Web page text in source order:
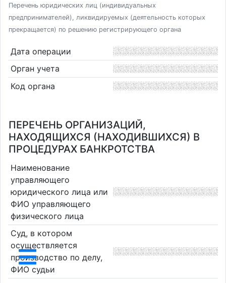
Перечень юридических лиц (индивидуальных
предпринимателей), ликвидируемых (деятельность которых
прекращается) по решению регистрирующего органа
Дата операции
Орган учета
Код органа
ПЕРЕЧЕНЬ ОРГАНИЗАЦИЙ,
НАХОДЯЩИХСЯ (НАХОДИВШИХСЯ) В
ПРОЦЕДУРАХ БАНКРОТСТВА
Наименование
управляющего
юридического лица или
ФИО управляющего
физического лица
Суд, в котором
осуществляется
производство по делу,
ФИО судьи